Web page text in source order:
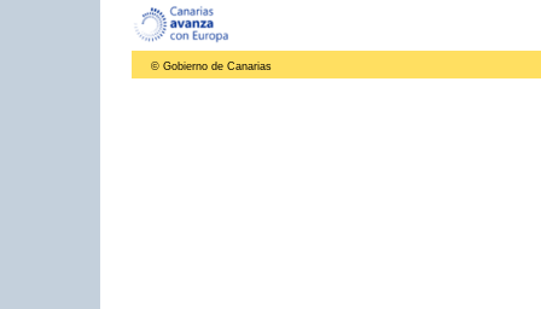
© Gobierno de Canarias